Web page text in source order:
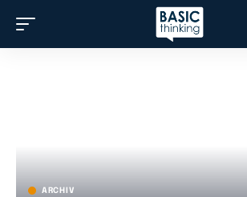
ARCHIV